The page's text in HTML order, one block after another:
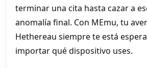
terminar una cita hasta cazar a
anomalía final. Con MEmu, tu
Hethereau siempre te está
importar qué dispositivo uses.